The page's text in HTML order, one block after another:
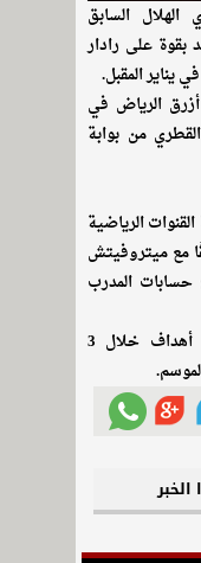
السابق
بقوة على رادار
يناير المقبل.
الرياض في
من بوابة
الرياضية
مع ميتروفيتش
المدرب
يذكر أن ميتروفيتش ساهم في 3 أهداف خلال 3